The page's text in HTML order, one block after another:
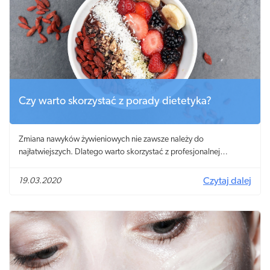
długiej zimie.
Czy warto skorzystać z porady dietetyka?
Zmiana nawyków żywieniowych nie zawsze należy do
najłatwiejszych. Dlatego warto skorzystać z profesjonalnej
dostosowany do wieku, masy ciała i aktywności oraz udzieli
19.03.2020 Czytaj dalej